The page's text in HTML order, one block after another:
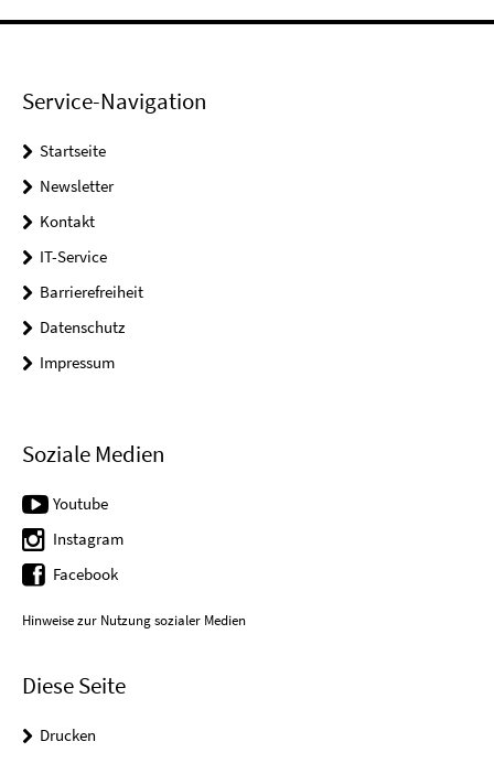
Service-Navigation
Startseite
Newsletter
Kontakt
IT-Service
Barrierefreiheit
Datenschutz
Impressum
Soziale Medien
Youtube
Instagram
Facebook
Hinweise zur Nutzung sozialer Medien
Diese Seite
Drucken